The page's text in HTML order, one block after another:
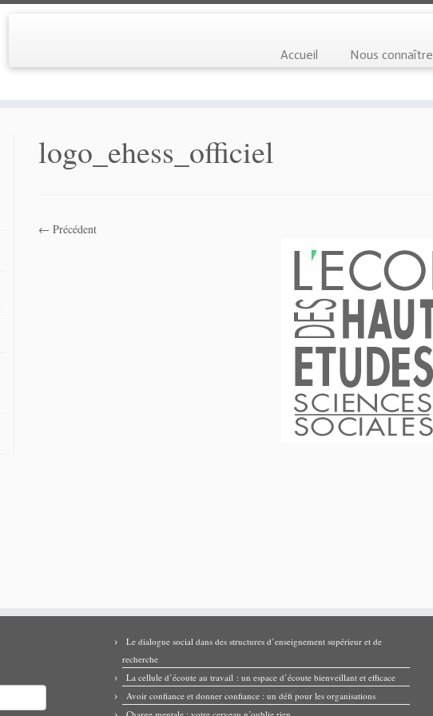
Accueil Nous connaître
logo_ehess_officiel
← Précédent
Le dialogue social dans des structures d’enseignement supérieur et de
recherche
La cellule d’écoute au travail : un espace d’écoute bienveillant et efficace
Avoir confiance et donner confiance : un défi pour les organisations